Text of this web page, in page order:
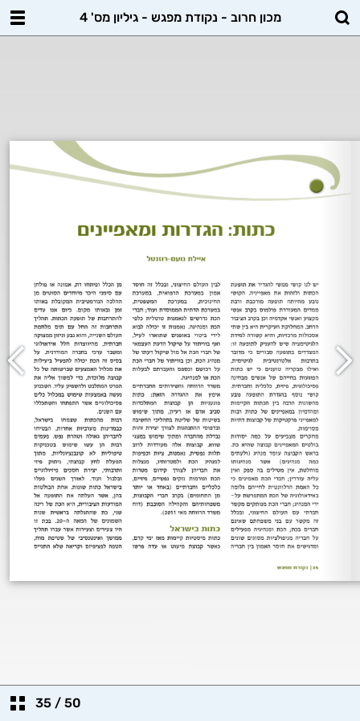
מכון חרוב - נקודת מפגש - גיליון מס' 4
35 / 50